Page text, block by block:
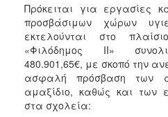
Πρόκειται για εργασίες
προσβάσιμων χώρων
εκτελούνται στο
«Φιλόδημος ΙΙ»
480.901,65€, με σκοπό την
ασφαλή πρόσβαση των
αμαξίδιο, καθώς και των
στα σχολεία: